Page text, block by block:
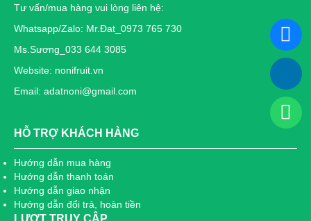
Tư vấn/mua hàng vui lòng liên hệ:
Whatsapp/Zalo: Mr.Đat_0973 765 730
Ms.Sương_033 644 3085
Website: nonifruit.vn
Email: adatnoni@gmail.com
HỖ TRỢ KHÁCH HÀNG
Hướng dẫn mua hàng
Hướng dẫn thanh toán
Hướng dẫn giao nhận
Hướng dẫn đổi trả, hoàn tiền
LƯỢT TRUY CẬP